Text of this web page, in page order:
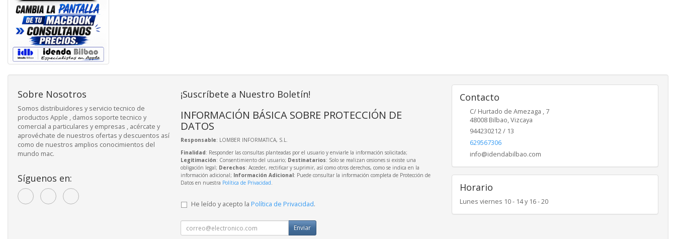
Sobre Nosotros
Somos distribuidores y servicio tecnico de
productos Apple , damos soporte tecnico y
comercial a particulares y empresas , acércate y
aprovéchate de nuestros ofertas y descuentos así
como de nuestros amplios conocimientos del
mundo mac.
Síguenos en:
¡Suscríbete a Nuestro Boletín!
INFORMACIÓN BÁSICA SOBRE PROTECCIÓN DE
DATOS
Responsable: LOMBER INFORMATICA, S.L.
Finalidad: Responder las consultas planteadas por el usuario y enviarle la información solicitada;
Legitimación: Consentimiento del usuario; Destinatarios: Solo se realizan cesiones si existe una
obligación legal; Derechos: Acceder, rectificar y suprimir, así como otros derechos, como se indica en la
información adicional; Información Adicional: Puede consultar la información completa de Protección de
Datos en nuestra Política de Privacidad.
He leído y acepto la Política de Privacidad.
Enviar
Contacto
C/ Hurtado de Amezaga , 7
48008 Bilbao,Vizcaya
944230212 / 13
629567306
info@idendabilbao.com
Horario
Lunes viernes 10 - 14 y 16 - 20